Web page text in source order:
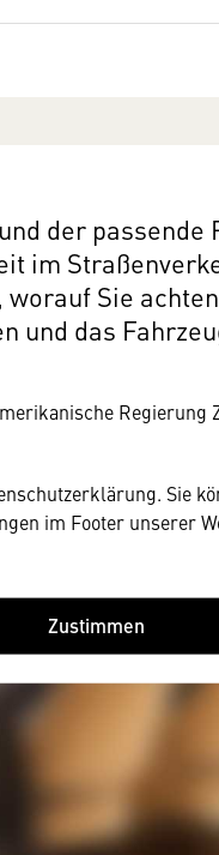
der passende
im
Sie
und das
externen Inhalt
Browser
mit US-
Regierung
Sie
im Footer unserer
Zustimmen